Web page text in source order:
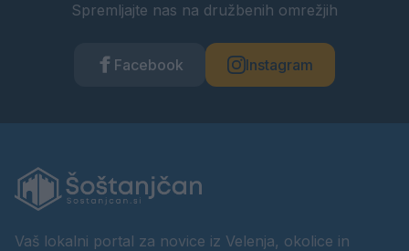
Spremljajte nas na družbenih omrežjih
Facebook Instagram
Vaš lokalni portal za novice iz Velenja, okolice in